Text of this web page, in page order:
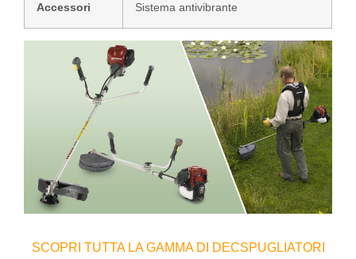
Accessori Sistema antivibrante
SCOPRI TUTTA LA GAMMA DI DECSPUGLIATORI